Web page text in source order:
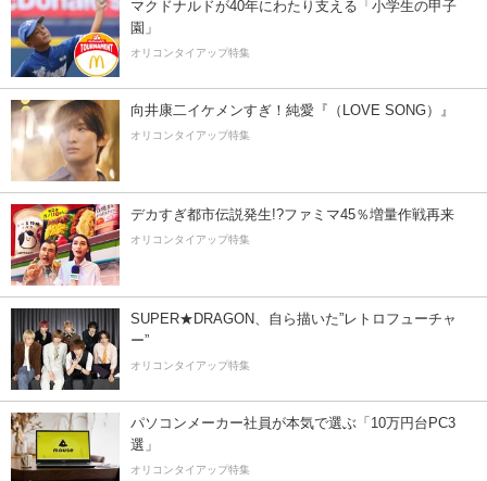
マクドナルドが40年にわたり支える「小学生の甲子
園」
オリコンタイアップ特集
向井康二イケメンすぎ！純愛『（LOVE SONG）』
オリコンタイアップ特集
デカすぎ都市伝説発生!?ファミマ45％増量作戦再来
オリコンタイアップ特集
SUPER★DRAGON、自ら描いた”レトロフューチャ
ー”
オリコンタイアップ特集
パソコンメーカー社員が本気で選ぶ「10万円台PC3
選」
オリコンタイアップ特集